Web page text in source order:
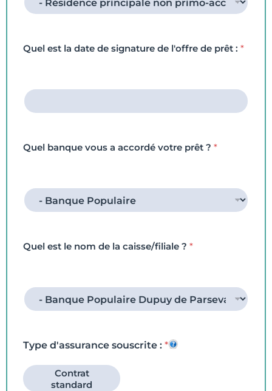
Quel est la date de signature de l'offre de prêt : *
Quel banque vous a accordé votre prêt ? *
Quel est le nom de la caisse/filiale ? *
Type d'assurance souscrite : *
Contrat
standard
agence pour vous contacter par téléphone
ou par e-mail à propos de votre demande.
politique de confidentialité.